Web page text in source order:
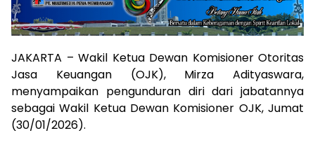
JAKARTA – Wakil Ketua Dewan Komisioner Otoritas
Jasa Keuangan (OJK), Mirza Adityaswara,
menyampaikan pengunduran diri dari jabatannya
sebagai Wakil Ketua Dewan Komisioner OJK, Jumat
(30/01/2026).